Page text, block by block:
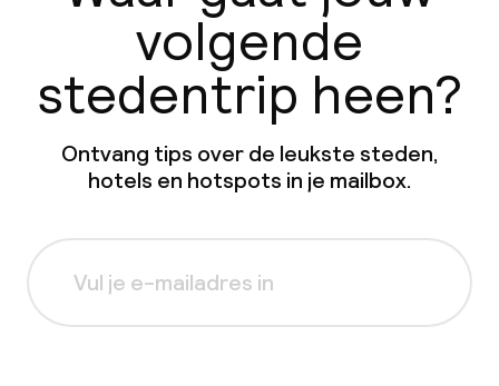
volgende
stedentrip heen?
Ontvang tips over de leukste steden,
hotels en hotspots in je mailbox.